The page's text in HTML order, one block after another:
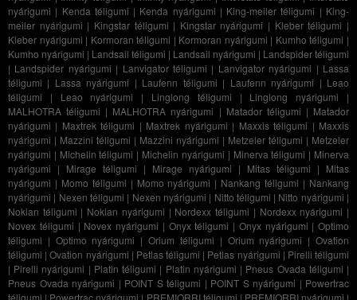
nyárigumi | Kenda téligumi | Kenda nyárigumi | King-meiler téligumi | King-
meiler nyárigumi | Kingstar téligumi | Kingstar nyárigumi | Kleber téligumi |
Kleber nyárigumi | Kormoran téligumi | Kormoran nyárigumi | Kumho téligumi |
Kumho nyárigumi | Landsail téligumi | Landsail nyárigumi | Landspider téligumi
| Landspider nyárigumi | Lanvigator téligumi | Lanvigator nyárigumi | Lassa
téligumi | Lassa nyárigumi | Laufenn téligumi | Laufenn nyárigumi | Leao
téligumi | Leao nyárigumi | Linglong téligumi | Linglong nyárigumi |
MALHOTRA téligumi | MALHOTRA nyárigumi | Matador téligumi | Matador
nyárigumi | Maxtrek téligumi | Maxtrek nyárigumi | Maxxis téligumi | Maxxis
nyárigumi | Mazzini téligumi | Mazzini nyárigumi | Metzeler téligumi | Metzeler
nyárigumi | Michelin téligumi | Michelin nyárigumi | Minerva téligumi | Minerva
nyárigumi | Mirage téligumi | Mirage nyárigumi | Mitas téligumi | Mitas
nyárigumi | Momo téligumi | Momo nyárigumi | Nankang téligumi | Nankang
nyárigumi | Nexen téligumi | Nexen nyárigumi | Nitto téligumi | Nitto nyárigumi |
Nokian téligumi | Nokian nyárigumi | Nordexx téligumi | Nordexx nyárigumi |
Novex téligumi | Novex nyárigumi | Onyx téligumi | Onyx nyárigumi | Optimo
téligumi | Optimo nyárigumi |Orium téligumi | Orium nyárigumi |Ovation
téligumi |Ovation nyárigumi | Petlas téligumi | Petlas nyárigumi | Pirelli téligumi
| Pirelli nyárigumi | Platin téligumi | Platin nyárigumi | Pneus Ovada téligumi |
Pneus Ovada nyárigumi | POINT S téligumi | POINT S nyárigumi | Powertrac
téligumi | Powertrac nyárigumi | PREMIORRI téligumi | PREMIORRI nyárigumi |